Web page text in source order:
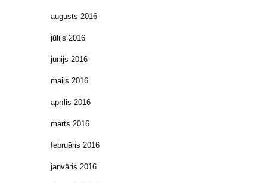
augusts 2016
jūlijs 2016
jūnijs 2016
maijs 2016
aprīlis 2016
marts 2016
februāris 2016
janvāris 2016